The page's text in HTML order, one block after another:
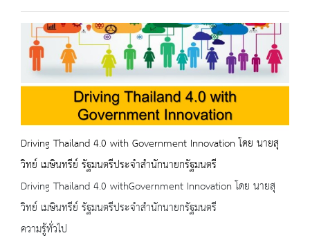
Driving Thailand 4.0 with Government Innovation โดย นายสุ
วิทย์ เมษินทรีย์ รัฐมนตรีประจำสำนักนายกรัฐมนตรี
Driving Thailand 4.0 withGovernment Innovation โดย นายสุ
วิทย์ เมษินทรีย์ รัฐมนตรีประจำสำนักนายกรัฐมนตรี
ความรู้ทั่วไป